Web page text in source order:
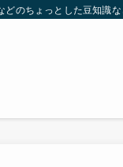
のちょっとした豆知識